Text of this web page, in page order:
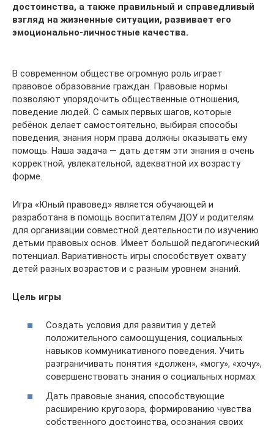
достоинства, а также правильный и справедливый
взгляд на жизненные ситуации, развивает его
эмоционально-личностные качества.
В современном обществе огромную роль играет
правовое образование граждан. Правовые нормы
позволяют упорядочить общественные отношения,
поведение людей. С самых первых шагов, которые
ребёнок делает самостоятельно, выбирая способы
поведения, знания норм права должны оказывать ему
помощь. Наша задача — дать детям эти знания в очень
корректной, увлекательной, адекватной их возрасту
форме.
Игра «Юный правовед» является обучающей и
разработана в помощь воспитателям ДОУ и родителям
для организации совместной деятельности по изучению
детьми правовых основ. Имеет большой педагогический
потенциал. Вариативность игры способствует охвату
детей разных возрастов и с разным уровнем знаний.
Цель игры
Создать условия для развития у детей
положительного самоощущения, социальных
навыков коммуникативного поведения. Учить
разграничивать понятия «должен», «могу», «хочу»,
совершенствовать знания о социальных нормах.
Дать правовые знания, способствующие
расширению кругозора, формированию чувства
собственного достоинства, осознания своих